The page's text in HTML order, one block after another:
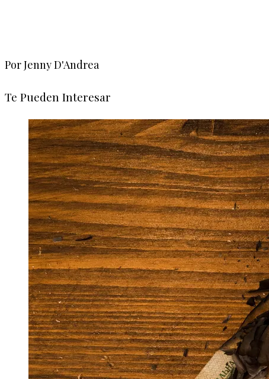
Por Jenny D'Andrea
Te Pueden Interesar